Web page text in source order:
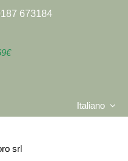
673184
Italiano